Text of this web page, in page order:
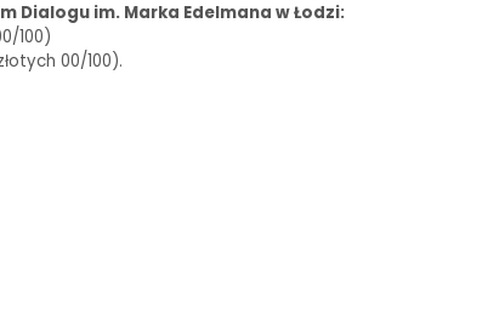
Dialogu im. Marka Edelmana w Łodzi:
100)
00/100).